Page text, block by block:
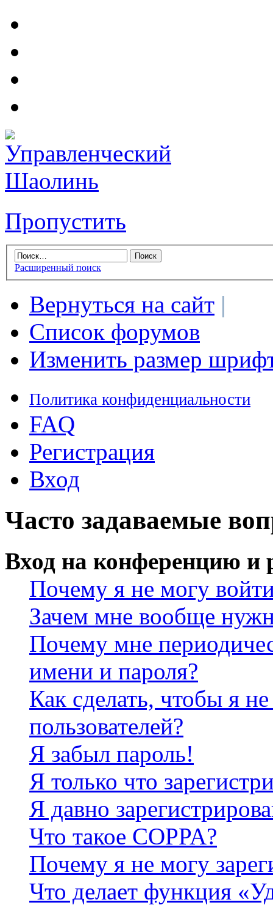
Пропустить
Расширенный поиск
Вернуться на сайт |
Список форумов
Изменить размер
Политика конфиденциальности
FAQ
Регистрация
Вход
Часто задаваемые
Вход на конференцию и
Почему я не могу
Зачем мне вообще
Почему мне
имени и пароля?
Как сделать, чтобы я
пользователей?
Я забыл пароль!
Я только что
Я давно
Что такое COPPA?
Почему я не могу
Что делает функция